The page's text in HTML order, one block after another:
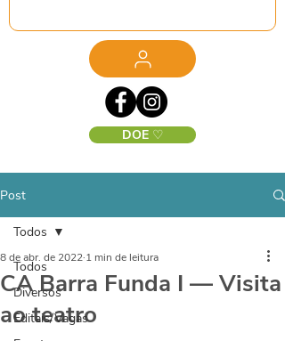
DOE ♡
Post
Todos
Diversos
Editais/Vagas
Todos
CA Barra Funda I — Visita
ao teatro
8 de abr. de 2022 1 min de leitura